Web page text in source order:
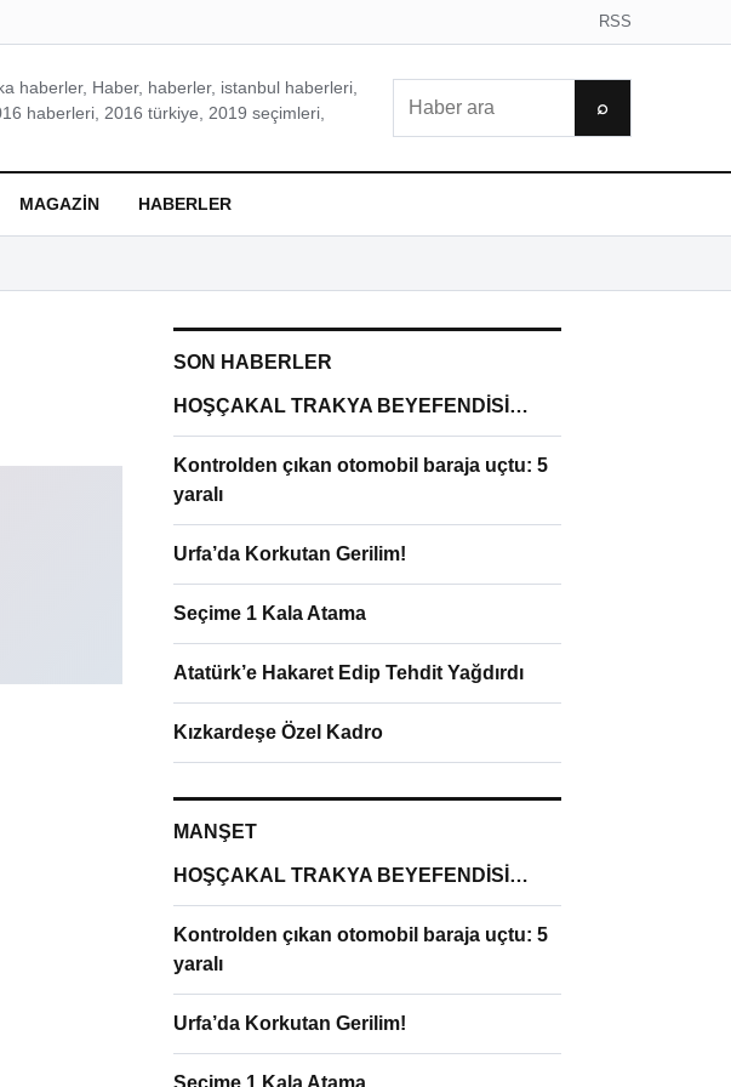
RSS
haberler, Haber, haberler, istanbul haberleri,
haberleri, 2016 türkiye, 2019 seçimleri,
⌕
MAGAZIN HABERLER
SON HABERLER
HOŞÇAKAL TRAKYA BEYEFENDİSİ…
Kontrolden çıkan otomobil baraja uçtu: 5
yaralı
Urfa’da Korkutan Gerilim!
Seçime 1 Kala Atama
Atatürk’e Hakaret Edip Tehdit Yağdırdı
Kızkardeşe Özel Kadro
MANŞET
HOŞÇAKAL TRAKYA BEYEFENDİSİ…
Kontrolden çıkan otomobil baraja uçtu: 5
yaralı
Urfa’da Korkutan Gerilim!
Seçime 1 Kala Atama